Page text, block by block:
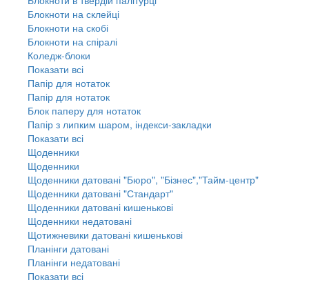
Блокноти на склейці
Блокноти на скобі
Блокноти на спіралі
Коледж-блоки
Показати всі
Папір для нотаток
Папір для нотаток
Блок паперу для нотаток
Папір з липким шаром, індекси-закладки
Показати всі
Щоденники
Щоденники
Щоденники датовані "Бюро", "Бізнес","Тайм-центр"
Щоденники датовані "Стандарт"
Щоденники датовані кишенькові
Щоденники недатовані
Щотижневики датовані кишенькові
Планінги датовані
Планінги недатовані
Показати всі